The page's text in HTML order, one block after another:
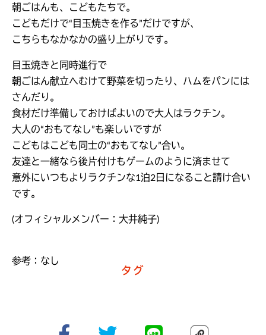
朝ごはんも、こどもたちで。
こどもだけで“目玉焼きを作る”だけですが、
こちらもなかなかの盛り上がりです。
目玉焼きと同時進行で
朝ごはん献立へむけて野菜を切ったり、ハムをパンには
さんだり。
食材だけ準備しておけばよいので大人はラクチン。
大人の“おもてなし”も楽しいですが
こどもはこども同士の“おもてなし”合い。
友達と一緒なら後片付けもゲームのように済ませて
意外にいつもよりラクチンな1泊2日になること請け合い
です。
(オフィシャルメンバー：大井純子)
参考：なし
タグ